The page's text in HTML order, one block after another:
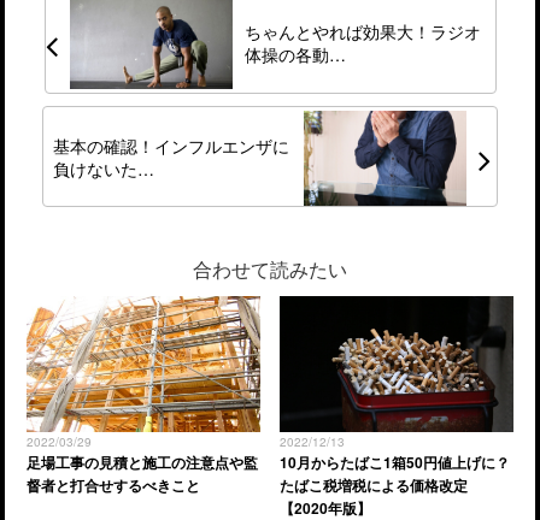
ちゃんとやれば効果大！ラジオ
体操の各動…
基本の確認！インフルエンザに
負けないた…
合わせて読みたい
2022/03/29
足場工事の見積と施工の注意点や監
督者と打合せするべきこと
2022/12/13
10月からたばこ1箱50円値上げに？
たばこ税増税による価格改定
【2020年版】